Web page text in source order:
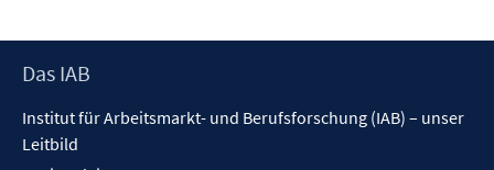
öffnen
Footer
Das IAB
Institut für Arbeitsmarkt- und Berufsforschung (IAB) – unser
Leitbild